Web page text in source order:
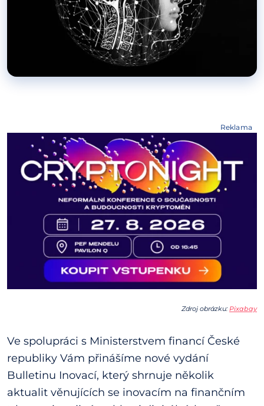
Reklama
Zdroj obrázku: Pixabay
Ve spolupráci s Ministerstvem financí České
republiky Vám přinášíme nové vydání
Bulletinu Inovací, který shrnuje několik
aktualit věnujících se inovacím na finančním